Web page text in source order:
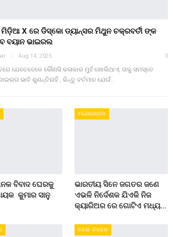
X ରେ ଡିସ୍କୋ ଡ୍ୟାନ୍ସର ମିଥୁନ ଚକ୍ରବର୍ତୀ ଙ୍କ
ବୟାନ ଭାଇରଲ
Aug 14, 2025 0
ଯେତେବେଳେ କୌଣସି କଳାକାର ମୁହଁ ଖୋଲିଥାଏ, ତାକୁ ସମସ୍ତେ
ଭାବି ଶୁଣନ୍ତିନାହିଁ , କିନ୍ତୁ ବର୍ତମାନ ଯେଉଁ…
ବିବାଦ ଘେରକୁ
କୁମାର ସାନୁ
ମନୋରଞ୍ଜନ
ଭାରତୀୟ ସିନେ ଜଗତର ଜଣେ
ଏଭଳି ନିର୍ଦେଶକ ଯିଏକି ନିଜ
କ୍ୟାରିଅର ରେ ଗୋଟିଏ ମଧ୍ୟ…
ଦେଶ- ବିଦେଶ